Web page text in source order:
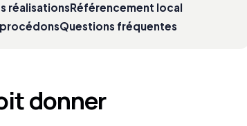
réalisationsRéférencement local
Questions fréquentes
donner